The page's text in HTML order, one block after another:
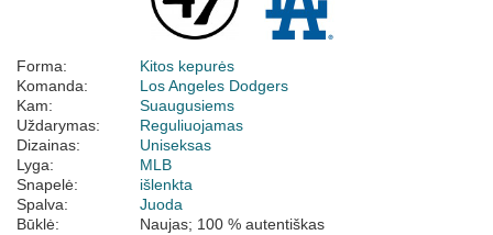
Forma:
Kitos kepurės
Komanda:
Los Angeles Dodgers
Kam:
Suaugusiems
Uždarymas:
Reguliuojamas
Dizainas:
Uniseksas
Lyga:
MLB
Snapelė:
išlenkta
Spalva:
Juoda
Būklė:
Naujas; 100 % autentiškas